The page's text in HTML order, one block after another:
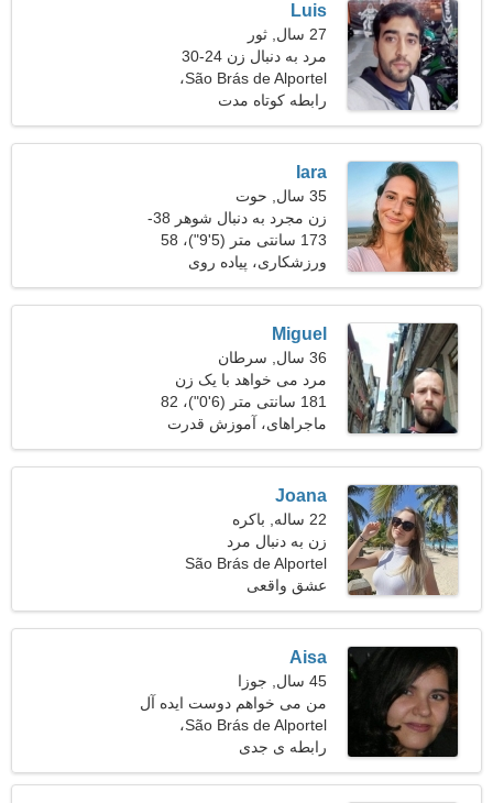
Luis
27 سال, ثور
مرد به دنبال زن 24-30
São Brás de Alportel،
پرتغال
رابطه کوتاه مدت
Iara
35 سال, حوت
زن مجرد به دنبال شوهر 38-
46
173 سانتی متر (5'9")، 58
کیلوگرم (127 پوند)
ورزشکاری، پیاده روی
Miguel
36 سال, سرطان
مرد می خواهد با یک زن
ملاقات کند 25-31
181 سانتی متر (6'0")، 82
کیلوگرم (180 پوند)
ماجراهای، آموزش قدرت
Joana
22 ساله, باکره
زن به دنبال مرد
São Brás de Alportel
عشق واقعی
Aisa
45 سال, جوزا
من می خواهم دوست ایده آل
را پیدا کنم
São Brás de Alportel،
پرتغال
رابطه ی جدی